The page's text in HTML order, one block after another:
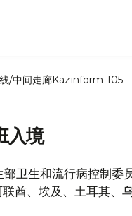
/中间走廊Kazinform-105
入境
卫生和流行病控制委
酋、埃及、土耳其、